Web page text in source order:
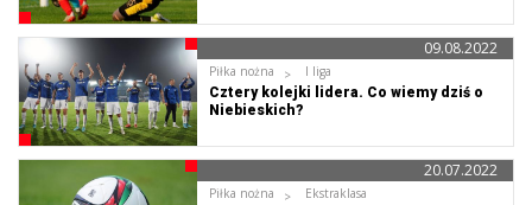
Piłka nożna
I liga
Cztery kolejki lidera. Co wiemy dziś o
Niebieskich?
09.08.2022
Piłka nożna
Ekstraklasa
20.07.2022